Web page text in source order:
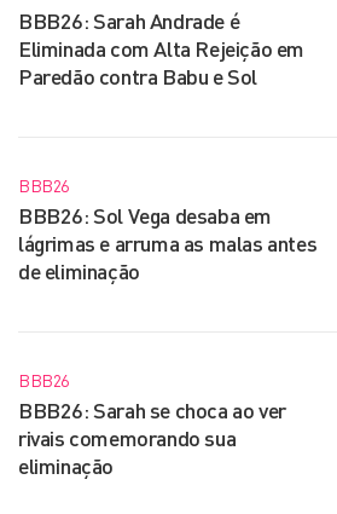
BBB26: Sarah Andrade é
Eliminada com Alta Rejeição em
Paredão contra Babu e Sol
BBB26
BBB26: Sol Vega desaba em
lágrimas e arruma as malas antes
de eliminação
BBB26
BBB26: Sarah se choca ao ver
rivais comemorando sua
eliminação